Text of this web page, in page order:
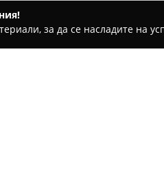
за да се насладите на